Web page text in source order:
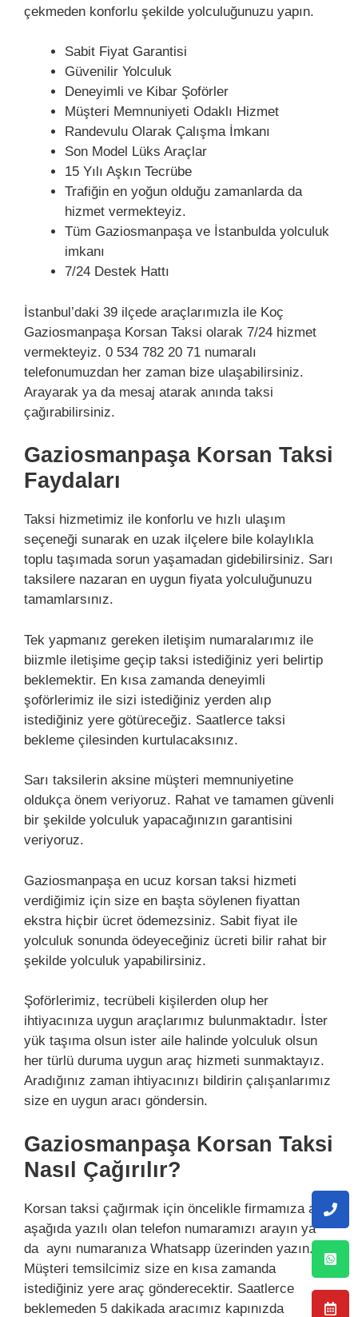
çekmeden konforlu şekilde yolculuğunuzu yapın.
Sabit Fiyat Garantisi
Güvenilir Yolculuk
Deneyimli ve Kibar Şoförler
Müşteri Memnuniyeti Odaklı Hizmet
Randevulu Olarak Çalışma İmkanı
Son Model Lüks Araçlar
15 Yılı Aşkın Tecrübe
Trafiğin en yoğun olduğu zamanlarda da
hizmet vermekteyiz.
Tüm Gaziosmanpaşa ve İstanbulda yolculuk
imkanı
7/24 Destek Hattı
İstanbul’daki 39 ilçede araçlarımızla ile Koç
Gaziosmanpaşa Korsan Taksi olarak 7/24 hizmet
vermekteyiz. 0 534 782 20 71 numaralı
telefonumuzdan her zaman bize ulaşabilirsiniz.
Arayarak ya da mesaj atarak anında taksi
çağırabilirsiniz.
Gaziosmanpaşa Korsan Taksi
Faydaları
Taksi hizmetimiz ile konforlu ve hızlı ulaşım
seçeneği sunarak en uzak ilçelere bile kolaylıkla
toplu taşımada sorun yaşamadan gidebilirsiniz. Sarı
taksilere nazaran en uygun fiyata yolculuğunuzu
tamamlarsınız.
Tek yapmanız gereken iletişim numaralarımız ile
biizmle iletişime geçip taksi istediğiniz yeri belirtip
beklemektir. En kısa zamanda deneyimli
şoförlerimiz ile sizi istediğiniz yerden alıp
istediğiniz yere götüreceğiz. Saatlerce taksi
bekleme çilesinden kurtulacaksınız.
Sarı taksilerin aksine müşteri memnuniyetine
oldukça önem veriyoruz. Rahat ve tamamen güvenli
bir şekilde yolculuk yapacağınızın garantisini
veriyoruz.
Gaziosmanpaşa en ucuz korsan taksi hizmeti
verdiğimiz için size en başta söylenen fiyattan
ekstra hiçbir ücret ödemezsiniz. Sabit fiyat ile
yolculuk sonunda ödeyeceğiniz ücreti bilir rahat bir
şekilde yolculuk yapabilirsiniz.
Şoförlerimiz, tecrübeli kişilerden olup her
ihtiyacınıza uygun araçlarımız bulunmaktadır. İster
yük taşıma olsun ister aile halinde yolculuk olsun
her türlü duruma uygun araç hizmeti sunmaktayız.
Aradığınız zaman ihtiyacınızı bildirin çalışanlarımız
size en uygun aracı göndersin.
Gaziosmanpaşa Korsan Taksi
Nasıl Çağırılır?
Korsan taksi çağırmak için öncelikle firmamıza ait
aşağıda yazılı olan telefon numaramızı arayın ya
da aynı numaranıza Whatsapp üzerinden yazın.
Müşteri temsilcimiz size en kısa zamanda
istediğiniz yere araç gönderecektir. Saatlerce
beklemeden 5 dakikada aracımız kapınızda